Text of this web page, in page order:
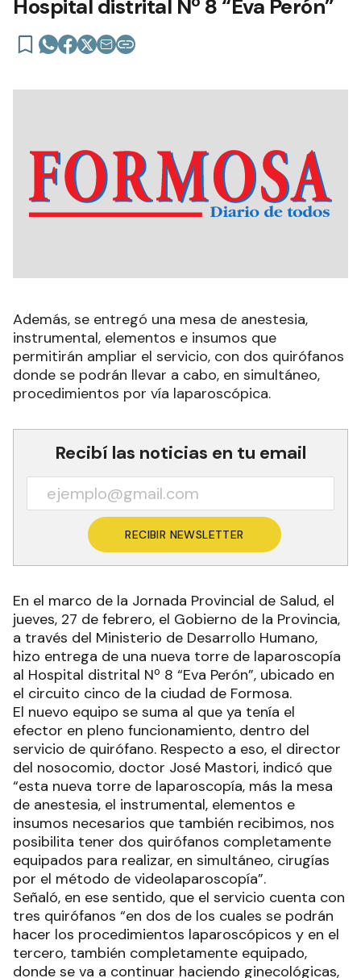
Hospital distrital Nº 8 “Eva Perón”
Además, se entregó una mesa de anestesia,
instrumental, elementos e insumos que
permitirán ampliar el servicio, con dos quirófanos
donde se podrán llevar a cabo, en simultáneo,
procedimientos por vía laparoscópica.
Recibí las noticias en tu email
RECIBIR NEWSLETTER
En el marco de la Jornada Provincial de Salud, el
jueves, 27 de febrero, el Gobierno de la Provincia,
a través del Ministerio de Desarrollo Humano,
hizo entrega de una nueva torre de laparoscopía
al Hospital distrital Nº 8 “Eva Perón”, ubicado en
el circuito cinco de la ciudad de Formosa.
El nuevo equipo se suma al que ya tenía el
efector en pleno funcionamiento, dentro del
servicio de quirófano. Respecto a eso, el director
del nosocomio, doctor José Mastori, indicó que
“esta nueva torre de laparoscopía, más la mesa
de anestesia, el instrumental, elementos e
insumos necesarios que también recibimos, nos
posibilita tener dos quirófanos completamente
equipados para realizar, en simultáneo, cirugías
por el método de videolaparoscopía”.
Señaló, en ese sentido, que el servicio cuenta con
tres quirófanos “en dos de los cuales se podrán
hacer los procedimientos laparoscópicos y en el
tercero, también completamente equipado,
donde se va a continuar haciendo ginecológicas,